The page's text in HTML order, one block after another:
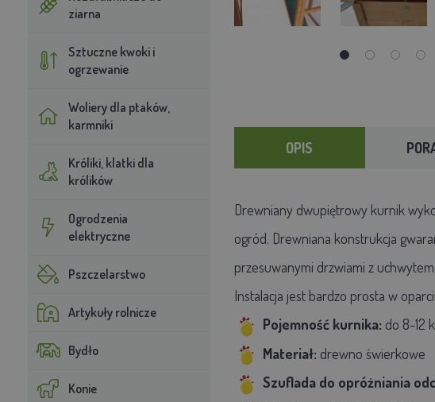
ziarna
Sztuczne kwoki i
ogrzewanie
Woliery dla ptaków,
karmniki
Króliki, klatki dla
królików
Ogrodzenia
elektryczne
Pszczelarstwo
Artykuły rolnicze
Bydło
Konie
OPIS
Drewniany dwupiętrowy kurnik
ogród. Drewniana konstrukcja
przesuwanymi drzwiami z
Instalacja jest bardzo prosta w
Pojemność kurnika: do 8-12
Materiał: drewno świerkowe
Szuflada do opróżniania